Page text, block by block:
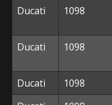
Ducati 1098
Ducati 1098
Ducati 1098